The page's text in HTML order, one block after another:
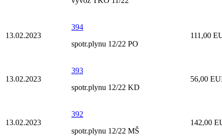
13.02.2023
394
spotr.plynu 12/22 PO
111,00
13.02.2023
393
spotr.plynu 12/22 KD
56,00
13.02.2023
392
spotr.plynu 12/22 MŠ
142,00